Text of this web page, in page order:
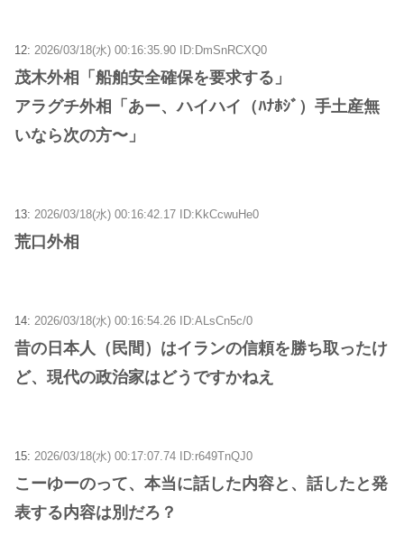
12: 2026/03/18(水) 00:16:35.90 ID:DmSnRCXQ0
茂木外相「船舶安全確保を要求する」
アラグチ外相「あー、ハイハイ（ﾊﾅﾎｼﾞ）手土産無
いなら次の方〜」
13: 2026/03/18(水) 00:16:42.17 ID:KkCcwuHe0
荒口外相
14: 2026/03/18(水) 00:16:54.26 ID:ALsCn5c/0
昔の日本人（民間）はイランの信頼を勝ち取ったけ
ど、現代の政治家はどうですかねえ
15: 2026/03/18(水) 00:17:07.74 ID:r649TnQJ0
こーゆーのって、本当に話した内容と、話したと発
表する内容は別だろ？